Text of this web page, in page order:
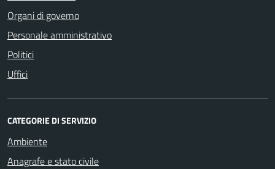
Organi di governo
Personale amministrativo
Politici
Uffici
CATEGORIE DI SERVIZIO
Ambiente
Anagrafe e stato civile